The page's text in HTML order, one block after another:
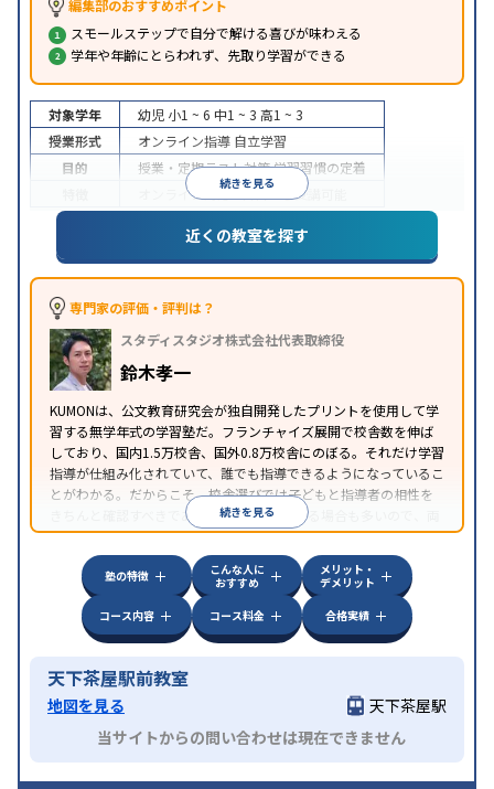
編集部のおすすめポイント
スモールステップで自分で解ける喜びが味わえる
学年や年齢にとらわれず、先取り学習ができる
続きを見る
対象学年 幼児 小1 ~ 6 中1 ~ 3 高1 ~ 3
授業形式
オンライン指導 自立学習
目的
授業・定期テスト対策学習習慣の定着
オンライン対応1科目から受講可能
近くの教室を探す
専門家の評価・評判は？
スタディスタジオ株式会社代表取締役
鈴木孝一
KUMONは、公文教育研究会が独自開発したプリントを使用して学
習する無学年式の学習塾だ。フランチャイズ展開で校舎数を伸ば
しており、国内1.5万校舎、国外0.8万校舎にのぼる。それだけ学習
指導が仕組み化されていて、誰でも指導できるようになっているこ
とがわかる。だからこそ、校舎選びでは子どもと指導者の相性を
きちんと確認すべきである。近所に2校舎ある場合も多いので、両
方見学してみることをオススメする。
続きを見る
塾の特徴
こんな人に
おすすめ
メリット・
デメリット
コース内容
コース料金 合格実績
天下茶屋駅前教室
地図を見る
天下茶屋駅
当サイトからの問い合わせは現在できません